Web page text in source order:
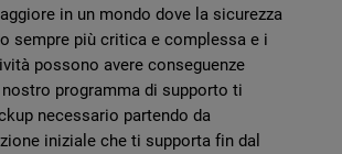
in un mondo dove la sicurezza
sempre più critica e complessa e i
possono avere conseguenze
programma di supporto ti
necessario partendo da
iniziale che ti supporta fin dal